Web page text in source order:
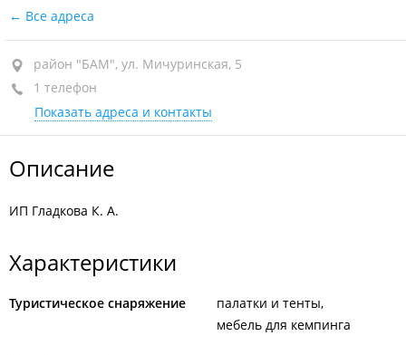
Все адреса
район "БАМ", ул. Мичуринская, 5
1 телефон
Показать адреса и контакты
Описание
ИП Гладкова К. А.
Характеристики
Туристическое снаряжение
палатки и тенты
мебель для кемпинга